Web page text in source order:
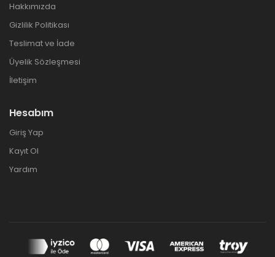
Hakkımızda
Gizlilik Politikası
Teslimat ve İade
Üyelik Sözleşmesi
İletişim
Hesabım
Giriş Yap
Kayıt Ol
Yardım